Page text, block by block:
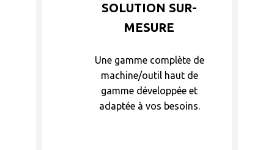
SOLUTION SUR-
MESURE
Une gamme complète de
machine/outil haut de
gamme développée et
adaptée à vos besoins.